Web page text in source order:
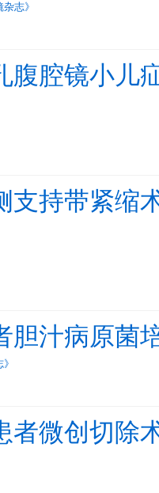
杂志》
腹腔镜小儿
支持带紧
胆汁病原菌
者微创切